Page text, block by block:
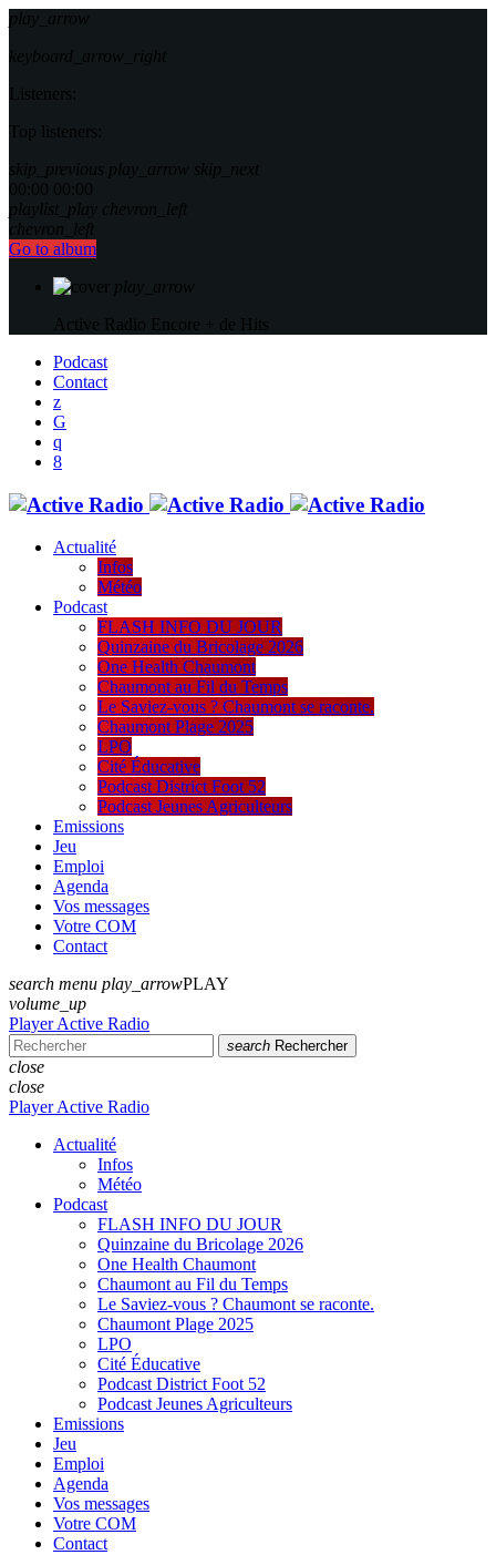
play_arrow
keyboard_arrow_right
Listeners:
Top listeners:
skip_previous play_arrow skip_next
00:00 00:00
playlist_play chevron_left
chevron_left
Go to album
play_arrow
Active Radio Encore + de Hits
Podcast
Contact
Actualité
Infos
Météo
Podcast
FLASH INFO DU JOUR
Quinzaine du Bricolage 2026
One Health Chaumont
Chaumont au Fil du Temps
Le Saviez-vous ? Chaumont se raconte.
Chaumont Plage 2025
LPO
Cité Éducative
Podcast District Foot 52
Podcast Jeunes Agriculteurs
Emissions
Jeu
Emploi
Agenda
Vos messages
Votre COM
Contact
search menu play_arrowPLAY
volume_up
Player Active Radio
search Rechercher
close
close
Player Active Radio
Actualité
Infos
Météo
Podcast
FLASH INFO DU JOUR
Quinzaine du Bricolage 2026
One Health Chaumont
Chaumont au Fil du Temps
Le Saviez-vous ? Chaumont se raconte.
Chaumont Plage 2025
LPO
Cité Éducative
Podcast District Foot 52
Podcast Jeunes Agriculteurs
Emissions
Jeu
Emploi
Agenda
Vos messages
Votre COM
Contact